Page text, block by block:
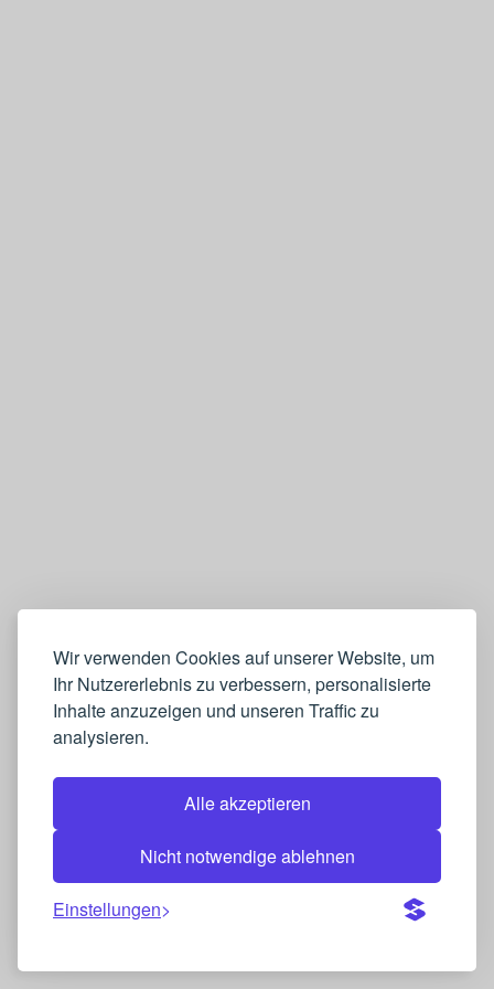
Wir verwenden Cookies auf unserer Website, um
Ihr Nutzererlebnis zu verbessern, personalisierte
Inhalte anzuzeigen und unseren Traffic zu
analysieren.
Alle akzeptieren
Nicht notwendige ablehnen
Einstellungen